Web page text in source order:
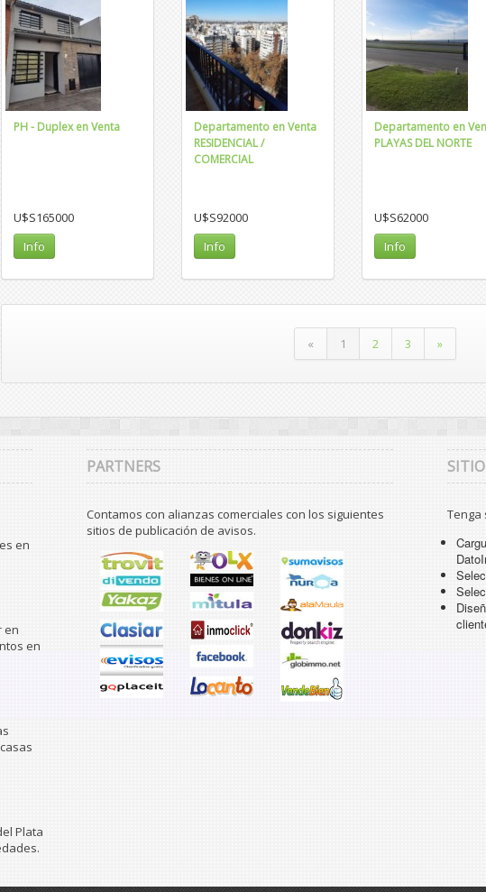
PH - Duplex en Venta
U$S165000
Info
Departamento en Venta
RESIDENCIAL /
COMERCIAL
U$S92000
Info
Departamento en
PLAYAS DEL NORTE
U$S62000
Info
« 1 2 3 »
en
en
en
Plata
PARTNERS
Contamos con alianzas comerciales con los siguientes
sitios de publicación de avisos.
Tenga